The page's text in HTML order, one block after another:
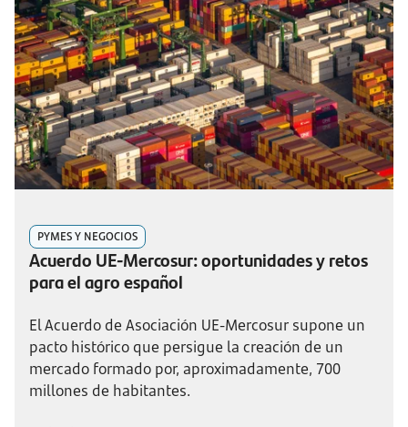
PYMES Y NEGOCIOS
Acuerdo UE-Mercosur: oportunidades y retos
para el agro español
El Acuerdo de Asociación UE-Mercosur supone un
pacto histórico que persigue la creación de un
mercado formado por, aproximadamente, 700
millones de habitantes.